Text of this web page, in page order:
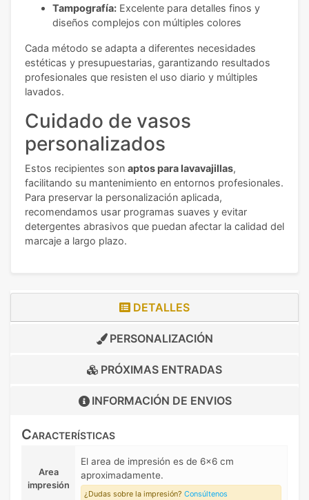
Tampografía: Excelente para detalles finos y
diseños complejos con múltiples colores
Cada método se adapta a diferentes necesidades
estéticas y presupuestarias, garantizando resultados
profesionales que resisten el uso diario y múltiples
lavados.
Cuidado de vasos
personalizados
Estos recipientes son aptos para lavavajillas,
facilitando su mantenimiento en entornos profesionales.
Para preservar la personalización aplicada,
recomendamos usar programas suaves y evitar
detergentes abrasivos que puedan afectar la calidad del
marcaje a largo plazo.
DETALLES
PERSONALIZACIÓN
PRÓXIMAS ENTRADAS
INFORMACIÓN DE ENVIOS
Características
Area
impresión
El area de impresión es de 6x6 cm
aproximadamente.
¿Dudas sobre la impresión? Consúltenos